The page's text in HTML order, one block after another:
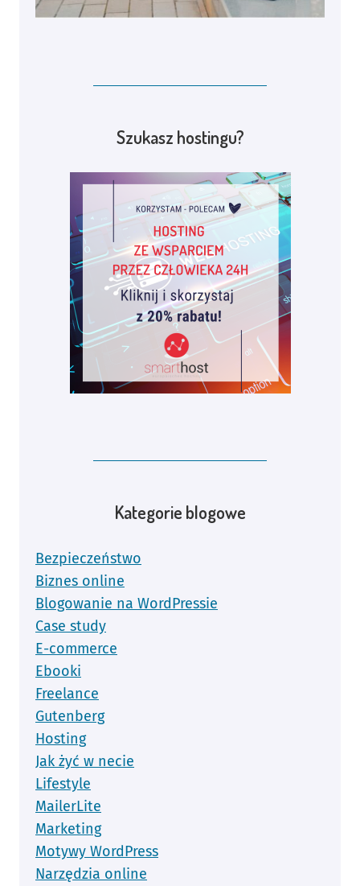
Szukasz hostingu?
Kategorie blogowe
Bezpieczeństwo
Biznes online
Blogowanie na WordPressie
Case study
E-commerce
Ebooki
Freelance
Gutenberg
Hosting
Jak żyć w necie
Lifestyle
MailerLite
Marketing
Motywy WordPress
Narzędzia online